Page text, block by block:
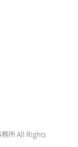
所 All Rights